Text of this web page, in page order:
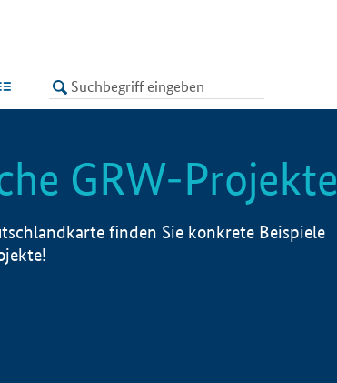
LISTE
GRW-Projekte
finden Sie konkrete Beispiele